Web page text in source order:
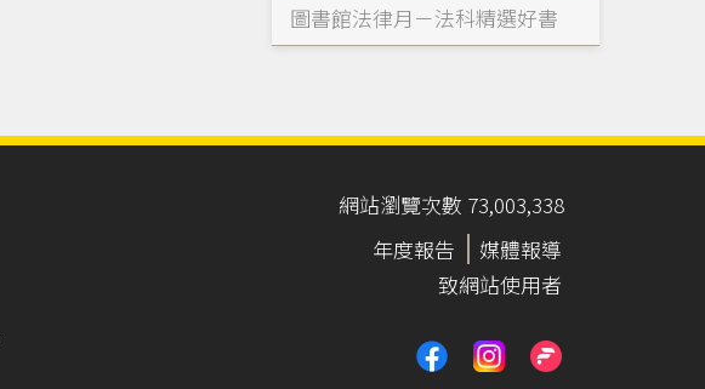
圖書館法律月－法科精選好書
網站瀏覽次數 73,003,338
年度報告
媒體報導
致網站使用者